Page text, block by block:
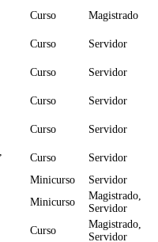
Curso Magistrado
Curso Servidor
Curso Servidor
Curso Servidor
Curso Servidor
Curso Servidor
Minicurso Servidor
Minicurso
Magistrado,
Servidor
Curso
Magistrado,
Servidor